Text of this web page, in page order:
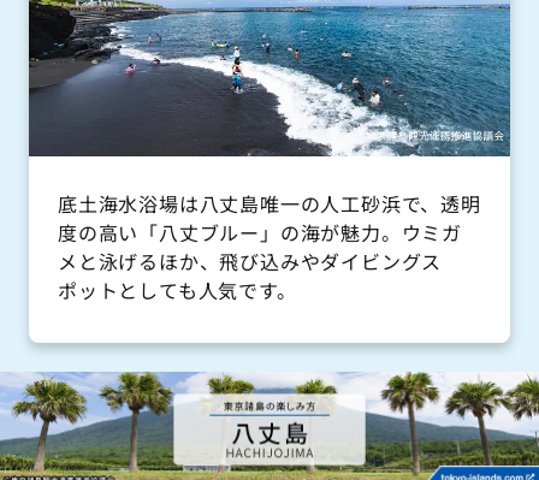
アルマージ57レンタカー
080-4092-5557
armage-r57.com
フィールレンタルサービス
080-9450-1122
www.hachijo.gr.jp/traffic/feel-rentalservice/
COCO’S レンタカー
080-7348-4675
www.cocosfamily8.com
ミツトヨレンタカー
底土海水浴場は八丈島唯一の人工砂浜で、透明
度の高い「八丈ブルー」の海が魅力。ウミガ
メと泳げるほか、飛び込みやダイビングス
ポットとしても人気です。